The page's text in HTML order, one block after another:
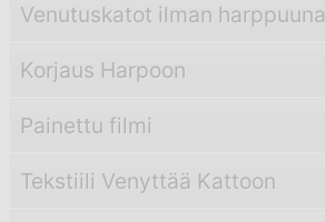
Venutuskatot ilman harppuuna
Korjaus Harpoon
Painettu filmi
Tekstiili Venyttää Kattoon